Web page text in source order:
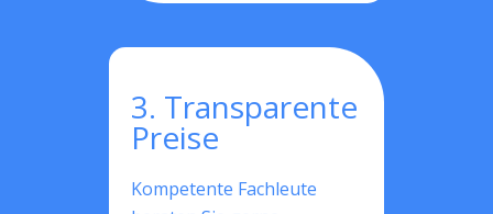
3. Transparente
Preise
Kompetente Fachleute